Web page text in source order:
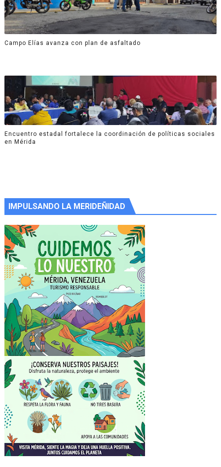
Campo Elías avanza con plan de asfaltado
Encuentro estadal fortalece la coordinación de políticas sociales
en Mérida
IMPULSANDO LA MERIDEÑIDAD